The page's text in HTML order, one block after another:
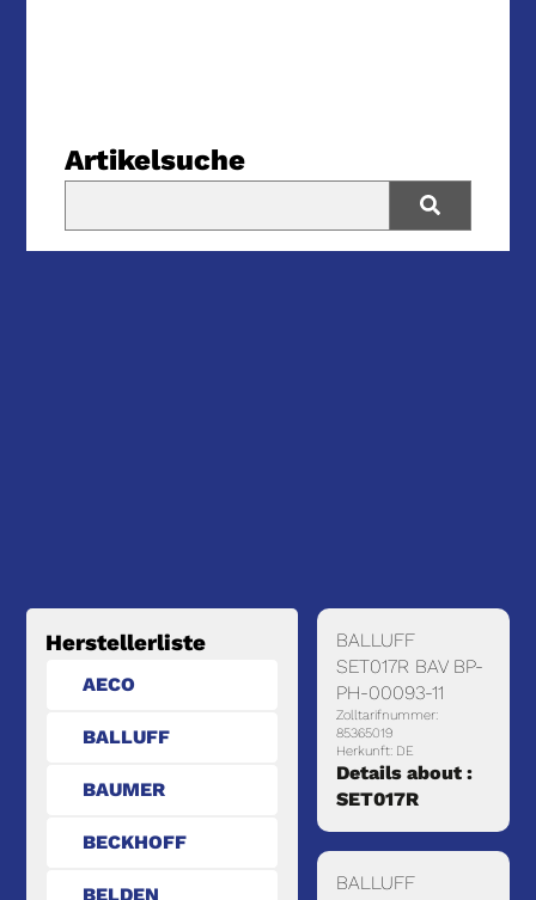
Artikelsuche
Herstellerliste
AECO
BALLUFF
BAUMER
BECKHOFF
BELDEN
BALLUFF
SET017R BAV BP-
PH-00093-11
Zolltarifnummer:
85365019
Herkunft: DE
Details about :
SET017R
BALLUFF